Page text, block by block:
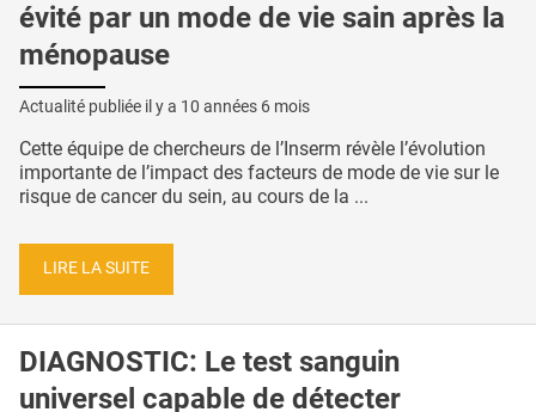
évité par un mode de vie sain après la
ménopause
Actualité publiée il y a 10 années 6 mois
Cette équipe de chercheurs de l’Inserm révèle l’évolution
importante de l’impact des facteurs de mode de vie sur le
risque de cancer du sein, au cours de la ...
LIRE LA SUITE
DIAGNOSTIC: Le test sanguin
universel capable de détecter